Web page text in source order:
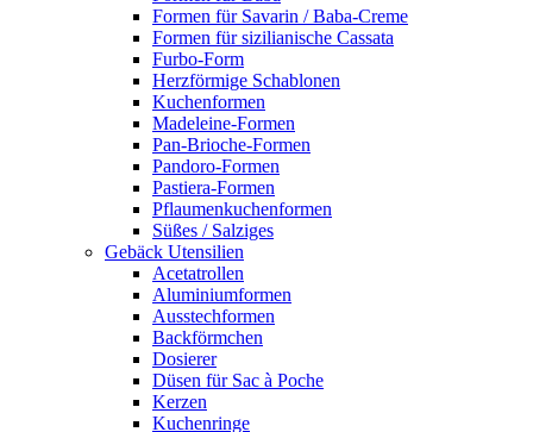
Formen für Savarin / Baba-Creme
Formen für sizilianische Cassata
Furbo-Form
Herzförmige Schablonen
Kuchenformen
Madeleine-Formen
Pan-Brioche-Formen
Pandoro-Formen
Pastiera-Formen
Pflaumenkuchenformen
Süßes / Salziges
Gebäck Utensilien
Acetatrollen
Aluminiumformen
Ausstechformen
Backförmchen
Dosierer
Düsen für Sac à Poche
Kerzen
Kuchenringe